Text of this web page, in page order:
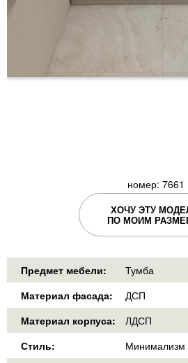
номер: 7661
ХОЧУ ЭТУ
ПО МОИМ
Предмет мебели:
Тумба
Материал фасада:
ДСП
Материал корпуса:
ЛДСП
Стиль:
Минимализм